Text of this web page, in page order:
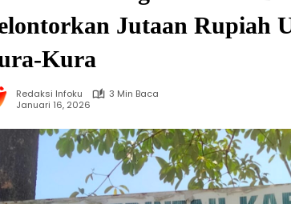
Jutaan Rupiah
Kura
Redaksi Infoku
3 Min Baca
Januari 16, 2026